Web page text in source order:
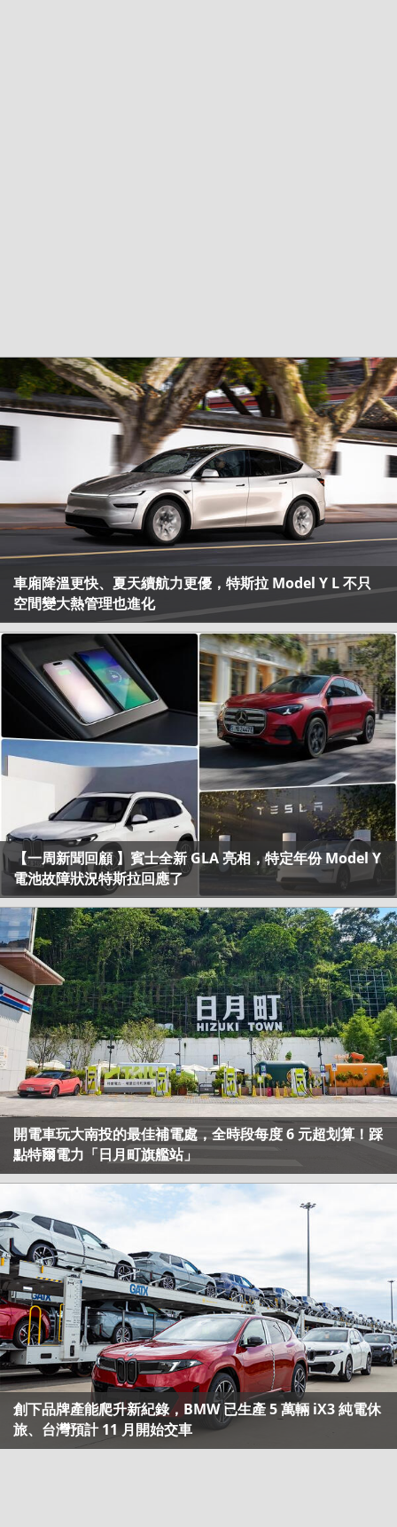
車廂降溫更快、夏天續航力更優，特斯拉 Model Y L 不只
空間變大熱管理也進化
【一周新聞回顧 】賓士全新 GLA 亮相，特定年份 Model Y
電池故障狀況特斯拉回應了
開電車玩大南投的最佳補電處，全時段每度 6 元超划算！踩
點特爾電力「日月町旗艦站」
創下品牌產能爬升新紀錄，BMW 已生產 5 萬輛 iX3 純電休
旅、台灣預計 11 月開始交車